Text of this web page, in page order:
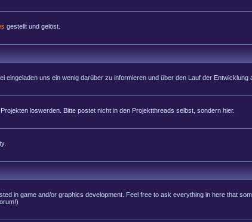
gestellt und gelöst.
eingeladen uns ein wenig darüber zu informieren und über den Lauf der Entwicklung
loswerden. Bitte postet nicht in den Projektthreads selbst, sondern hier.
in game and/or graphics development. Feel free to ask everything in here that